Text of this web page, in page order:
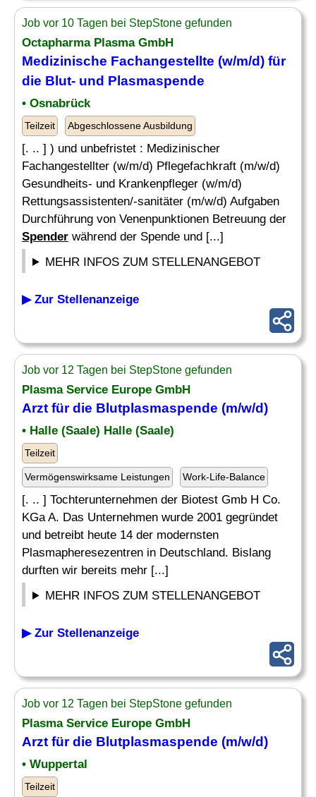
Job vor 10 Tagen bei StepStone gefunden
Octapharma Plasma GmbH
Medizinische Fachangestellte (w/m/d) für
die Blut- und Plasmaspende
• Osnabrück
Teilzeit Abgeschlossene Ausbildung
[. .. ] ) und unbefristet : Medizinischer
Fachangestellter (w/m/d) Pflegefachkraft (m/w/d)
Gesundheits- und Krankenpfleger (w/m/d)
Rettungsassistenten/-sanitäter (m/w/d) Aufgaben
Durchführung von Venenpunktionen Betreuung der
Spender während der Spende und [...]
MEHR INFOS ZUM STELLENANGEBOT
▶ Zur Stellenanzeige
Job vor 12 Tagen bei StepStone gefunden
Plasma Service Europe GmbH
Arzt für die Blutplasmaspende (m/w/d)
• Halle (Saale) Halle (Saale)
Teilzeit
Vermögenswirksame Leistungen Work-Life-Balance
[. .. ] Tochterunternehmen der Biotest Gmb H Co.
KGa A. Das Unternehmen wurde 2001 gegründet
und betreibt heute 14 der modernsten
Plasmapheresezentren in Deutschland. Bislang
durften wir bereits mehr [...]
MEHR INFOS ZUM STELLENANGEBOT
▶ Zur Stellenanzeige
Job vor 12 Tagen bei StepStone gefunden
Plasma Service Europe GmbH
Arzt für die Blutplasmaspende (m/w/d)
• Wuppertal
Teilzeit